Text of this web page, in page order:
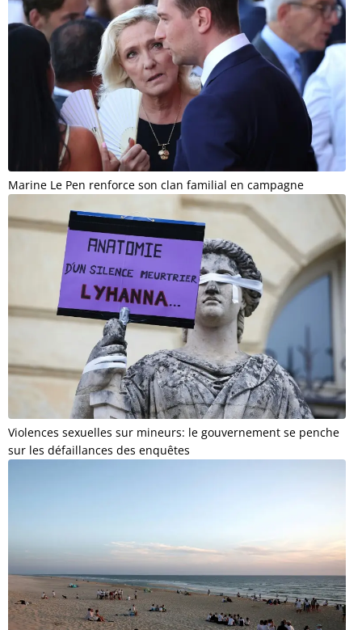
Marine Le Pen renforce son clan familial en campagne
Violences sexuelles sur mineurs: le gouvernement se penche
sur les défaillances des enquêtes